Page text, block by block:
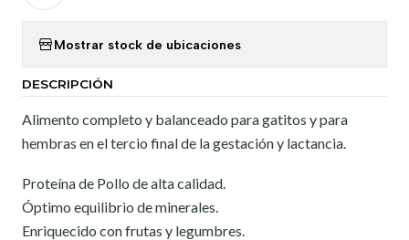
Mostrar stock de ubicaciones
DESCRIPCIÓN
Alimento completo y balanceado para gatitos y para
hembras en el tercio final de la gestación y lactancia.
Proteína de Pollo de alta calidad.
Óptimo equilibrio de minerales.
Enriquecido con frutas y legumbres.